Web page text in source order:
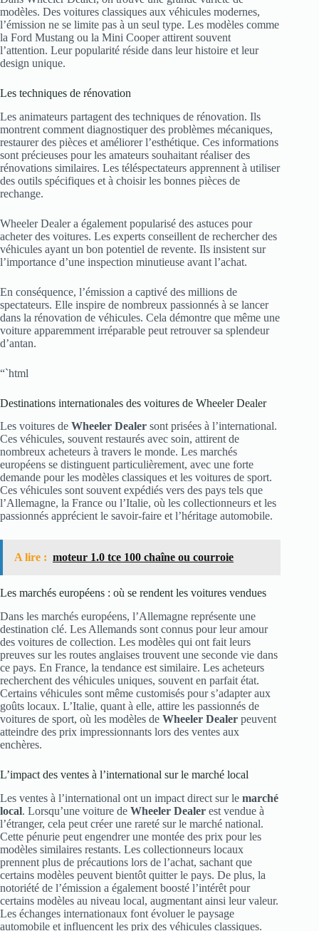
modèles. Des voitures classiques aux véhicules modernes,
l’émission ne se limite pas à un seul type. Les modèles comme
la Ford Mustang ou la Mini Cooper attirent souvent
l’attention. Leur popularité réside dans leur histoire et leur
design unique.
Les techniques de rénovation
Les animateurs partagent des techniques de rénovation. Ils
montrent comment diagnostiquer des problèmes mécaniques,
restaurer des pièces et améliorer l’esthétique. Ces informations
sont précieuses pour les amateurs souhaitant réaliser des
rénovations similaires. Les téléspectateurs apprennent à utiliser
des outils spécifiques et à choisir les bonnes pièces de
rechange.
Wheeler Dealer a également popularisé des astuces pour
acheter des voitures. Les experts conseillent de rechercher des
véhicules ayant un bon potentiel de revente. Ils insistent sur
l’importance d’une inspection minutieuse avant l’achat.
En conséquence, l’émission a captivé des millions de
spectateurs. Elle inspire de nombreux passionnés à se lancer
dans la rénovation de véhicules. Cela démontre que même une
voiture apparemment irréparable peut retrouver sa splendeur
d’antan.
“`html
Destinations internationales des voitures de Wheeler Dealer
Les voitures de Wheeler Dealer sont prisées à l’international.
Ces véhicules, souvent restaurés avec soin, attirent de
nombreux acheteurs à travers le monde. Les marchés
européens se distinguent particulièrement, avec une forte
demande pour les modèles classiques et les voitures de sport.
Ces véhicules sont souvent expédiés vers des pays tels que
l’Allemagne, la France ou l’Italie, où les collectionneurs et les
passionnés apprécient le savoir-faire et l’héritage automobile.
A lire : moteur 1.0 tce 100 chaîne ou courroie
Les marchés européens : où se rendent les voitures vendues
Dans les marchés européens, l’Allemagne représente une
destination clé. Les Allemands sont connus pour leur amour
des voitures de collection. Les modèles qui ont fait leurs
preuves sur les routes anglaises trouvent une seconde vie dans
ce pays. En France, la tendance est similaire. Les acheteurs
recherchent des véhicules uniques, souvent en parfait état.
Certains véhicules sont même customisés pour s’adapter aux
goûts locaux. L’Italie, quant à elle, attire les passionnés de
voitures de sport, où les modèles de Wheeler Dealer peuvent
atteindre des prix impressionnants lors des ventes aux
enchères.
L’impact des ventes à l’international sur le marché local
Les ventes à l’international ont un impact direct sur le marché
local. Lorsqu’une voiture de Wheeler Dealer est vendue à
l’étranger, cela peut créer une rareté sur le marché national.
Cette pénurie peut engendrer une montée des prix pour les
modèles similaires restants. Les collectionneurs locaux
prennent plus de précautions lors de l’achat, sachant que
certains modèles peuvent bientôt quitter le pays. De plus, la
notoriété de l’émission a également boosté l’intérêt pour
certains modèles au niveau local, augmentant ainsi leur valeur.
Les échanges internationaux font évoluer le paysage
automobile et influencent les prix des véhicules classiques.